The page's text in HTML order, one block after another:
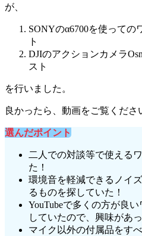
が、
SONYのα6700を使っての
ト
DJIのアクションカメラ
スト
を行いました。
良かったら、動画をご覧くださ
選んだポイント
二人での対談等で使える
た！
環境音を軽減できるノイ
るものを探していた！
YouTubeで多くの方が良
していたので、興味があっ
マイク以外の付属品をす